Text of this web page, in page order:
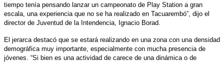
tiempo tenía pensando lanzar un campeonato de Play Station a gran
escala, una experiencia que no se ha realizado en Tacuarembó”, dijo el
director de Juventud de la Intendencia, Ignacio Borad.
El jerarca destacó que se estará realizando en una zona con una densidad
demográfica muy importante, especialmente con mucha presencia de
jóvenes. “Si bien es una actividad de carece de una dinámica o de